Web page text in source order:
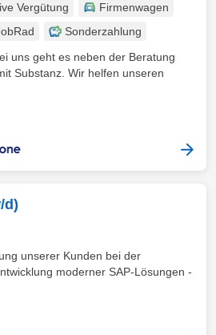
Vergütung
Firmenwagen
Sonderzahlung
uns geht es neben der Beratung
Substanz. Wir helfen unseren
d)
unserer Kunden bei der
moderner SAP-Lösungen -